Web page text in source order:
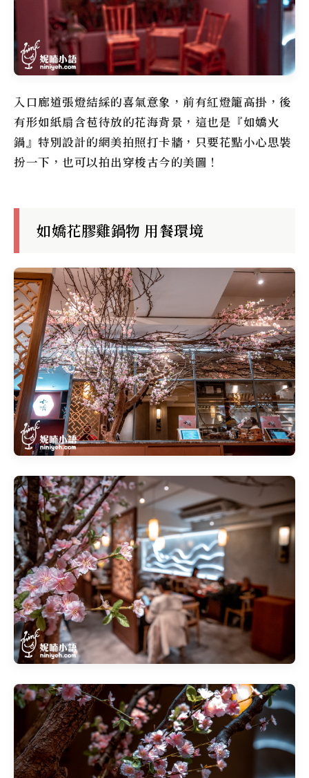
入口廊道張燈結綵的喜氣意象，前有紅燈籠高掛，後
有形如紙扇含苞待放的花海背景，這也是『如嬌火
鍋』特別設計的網美拍照打卡牆，只要花點小心思裝
扮一下，也可以拍出穿梭古今的美圖！
如嬌花膠雞鍋物 用餐環境